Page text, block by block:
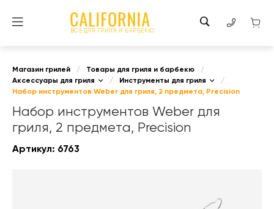
ВСЕ ДЛЯ ГРИЛЯ И БАРБЕКЮ
Магазин грилей / Товары для гриля и барбекю
/
Аксессуары для гриля
/ Инструменты для гриля
/
Набор инструментов Weber для гриля, 2 предмета, Precision
Набор инструментов Weber для
гриля, 2 предмета, Precision
Артикул: 6763